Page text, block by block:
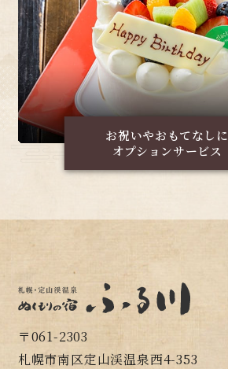
お祝いやおもてなしに
オプションサービス
〒061-2303
札幌市南区定山渓温泉西4-353